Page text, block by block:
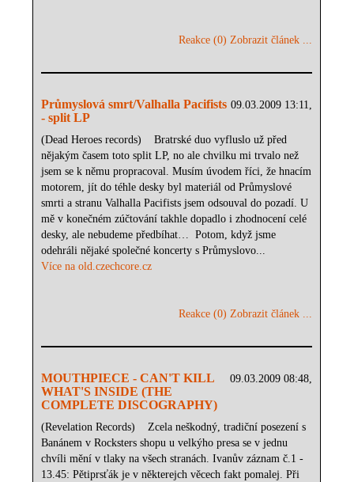
Reakce (0) Zobrazit článek ...
09.03.2009 13:11,
Průmyslová smrt/Valhalla Pacifists
- split LP
(Dead Heroes records) Bratrské duo vyfluslo už před
nějakým časem toto split LP, no ale chvilku mi trvalo než
jsem se k němu propracoval. Musím úvodem říci, že hnacím
motorem, jít do téhle desky byl materiál od Průmyslové
smrti a stranu Valhalla Pacifists jsem odsouval do pozadí. U
mě v konečném zúčtování takhle dopadlo i zhodnocení celé
desky, ale nebudeme předbíhat… Potom, když jsme
odehráli nějaké společné koncerty s Průmyslovo...
Více na old.czechcore.cz
Reakce (0) Zobrazit článek ...
09.03.2009 08:48,
MOUTHPIECE - CAN'T KILL
WHAT'S INSIDE (THE
COMPLETE DISCOGRAPHY)
(Revelation Records) Zcela neškodný, tradiční posezení s
Banánem v Rocksters shopu u velkýho presa se v jednu
chvíli mění v tlaky na všech stranách. Ivanův záznam č.1 -
13.45: Pětiprsťák je v některejch věcech fakt pomalej. Při